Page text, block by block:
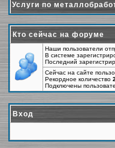
Услуги по
Кто сейчас на форуме
Наши пользователи
В системе
Последний
Сейчас на сайте
Рекордное количество
Подключены
Вход